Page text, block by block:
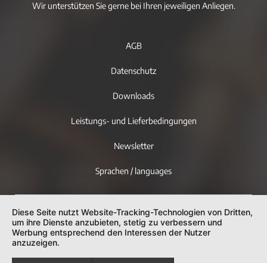
Wir unterstützen Sie gerne bei Ihren jeweiligen Anliegen.
AGB
Datenschutz
Downloads
Leistungs- und Lieferbedingungen
Newsletter
Sprachen / languages
Diese Seite nutzt Website-Tracking-Technologien von Dritten,
um ihre Dienste anzubieten, stetig zu verbessern und
Werbung entsprechend den Interessen der Nutzer
anzuzeigen.